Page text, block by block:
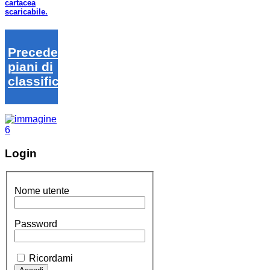
cartacea
scaricabile.
Precedenti
piani di
classifica
Login
Nome utente
Password
Ricordami